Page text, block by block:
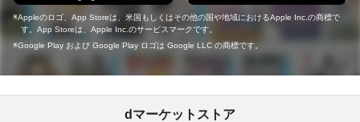
Appleのロゴ、App Storeは、米国もしくはその他の国や地域におけるApple Inc.の商標で
す。App Storeは、Apple Inc.のサービスマークです。
Google Play および Google Play ロゴは Google LLC の商標です。
dマーケットストア